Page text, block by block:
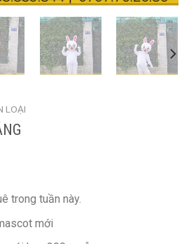
LOẠI
trong tuần này.
mới